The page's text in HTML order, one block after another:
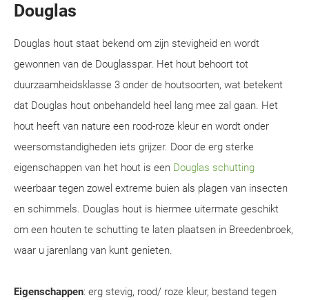
Douglas
Douglas hout staat bekend om zijn stevigheid en wordt
gewonnen van de Douglasspar. Het hout behoort tot
duurzaamheidsklasse 3 onder de houtsoorten, wat betekent
dat Douglas hout onbehandeld heel lang mee zal gaan. Het
hout heeft van nature een rood-roze kleur en wordt onder
weersomstandigheden iets grijzer. Door de erg sterke
eigenschappen van het hout is een Douglas schutting
weerbaar tegen zowel extreme buien als plagen van insecten
en schimmels. Douglas hout is hiermee uitermate geschikt
om een houten te schutting te laten plaatsen in Breedenbroek,
waar u jarenlang van kunt genieten.
Eigenschappen: erg stevig, rood/ roze kleur, bestand tegen